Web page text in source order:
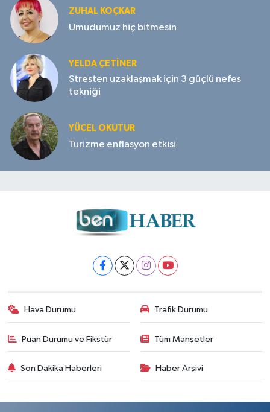
ZUHAL KOÇKAR
Umudumuz hiç bitmesin
YELDA ÇETİNER
Stresten uzaklaşmak için 3 güçlü nefes
tekniği
YÜCEL OKUTUR
Turizme enflasyon etkisi
Hava Durumu Trafik Durumu
Puan Durumu ve Fikstür Tüm Manşetler
Son Dakika Haberleri Haber Arşivi